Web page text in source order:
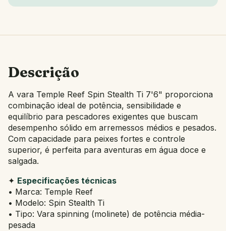
Descrição
A vara Temple Reef Spin Stealth Ti 7'6" proporciona
combinação ideal de potência, sensibilidade e
equilíbrio para pescadores exigentes que buscam
desempenho sólido em arremessos médios e pesados.
Com capacidade para peixes fortes e controle
superior, é perfeita para aventuras em água doce e
salgada.
✦ Especificações técnicas
• Marca: Temple Reef
• Modelo: Spin Stealth Ti
• Tipo: Vara spinning (molinete) de potência média-
pesada